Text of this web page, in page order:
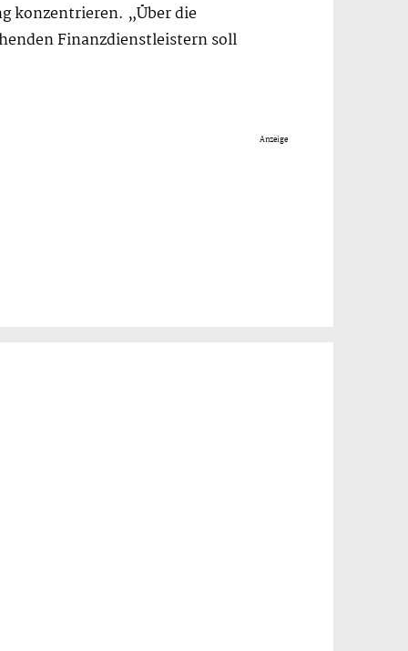
konzentrieren. „Über die
Finanzdienstleistern soll
Anzeige